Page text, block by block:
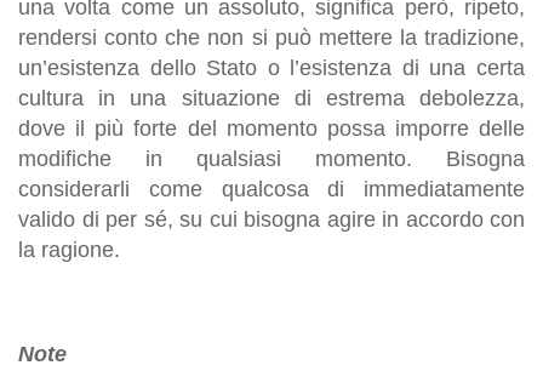
una volta come un assoluto, significa però, ripeto,
rendersi conto che non si può mettere la tradizione,
un’esistenza dello Stato o l’esistenza di una certa
cultura in una situazione di estrema debolezza,
dove il più forte del momento possa imporre delle
modifiche in qualsiasi momento. Bisogna
considerarli come qualcosa di immediatamente
valido di per sé, su cui bisogna agire in accordo con
la ragione.
Note